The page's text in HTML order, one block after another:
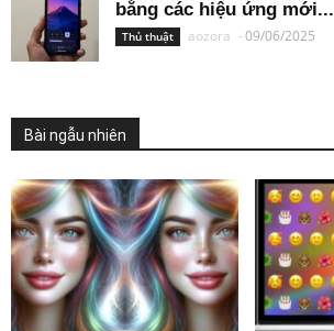
bằng các hiệu ứng mới...
Thủ thuật aozora -09/06/2025
Bài ngẫu nhiên